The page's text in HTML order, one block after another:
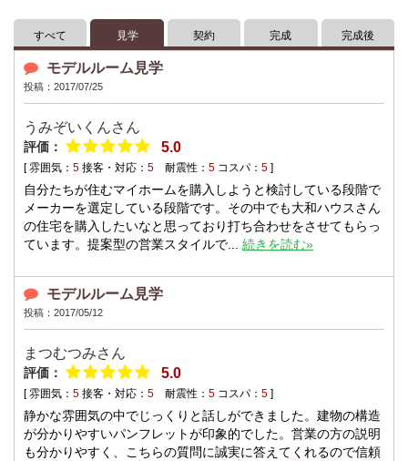
すべて 見学 契約 完成 完成後
モデルルーム見学
投稿：2017/07/25
うみぞいくんさん
評価： 5.0
[ 雰囲気： 5 接客・対応： 5 耐震性： 5 コスパ： 5 ]
自分たちが住むマイホームを購入しようと検討している段階で
メーカーを選定している段階です。その中でも大和ハウスさん
の住宅を購入したいなと思っており打ち合わせをさせてもらっ
ています。提案型の営業スタイルで... 続きを読む»
モデルルーム見学
投稿：2017/05/12
まつむつみさん
評価： 5.0
[ 雰囲気： 5 接客・対応： 5 耐震性： 5 コスパ： 5 ]
静かな雰囲気の中でじっくりと話しができました。建物の構造
が分かりやすいパンフレットが印象的でした。営業の方の説明
も分かりやすく、こちらの質問に誠実に答えてくれるので信頼